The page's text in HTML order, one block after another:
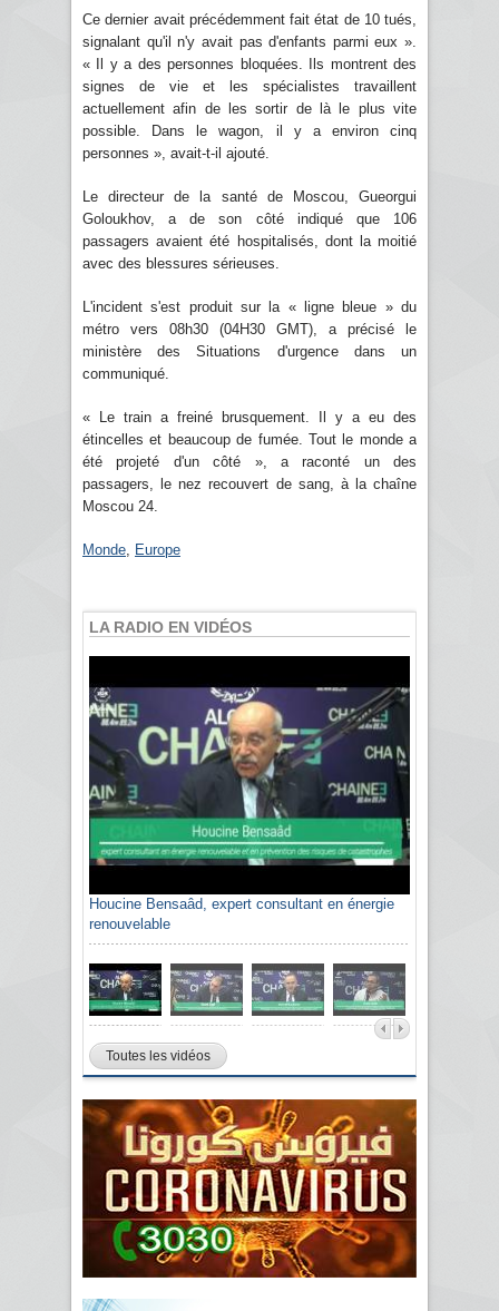
Ce dernier avait précédemment fait état de 10 tués,
signalant qu'il n'y avait pas d'enfants parmi eux ».
« Il y a des personnes bloquées. Ils montrent des
signes de vie et les spécialistes travaillent
actuellement afin de les sortir de là le plus vite
possible. Dans le wagon, il y a environ cinq
personnes », avait-t-il ajouté.
Le directeur de la santé de Moscou, Gueorgui
Goloukhov, a de son côté indiqué que 106
passagers avaient été hospitalisés, dont la moitié
avec des blessures sérieuses.
L'incident s'est produit sur la « ligne bleue » du
métro vers 08h30 (04H30 GMT), a précisé le
ministère des Situations d'urgence dans un
communiqué.
« Le train a freiné brusquement. Il y a eu des
étincelles et beaucoup de fumée. Tout le monde a
été projeté d'un côté », a raconté un des
passagers, le nez recouvert de sang, à la chaîne
Moscou 24.
Monde Europe
LA RADIO EN VIDÉOS
Houcine Bensaâd, expert consultant en énergie
renouvelable
Toutes les vidéos